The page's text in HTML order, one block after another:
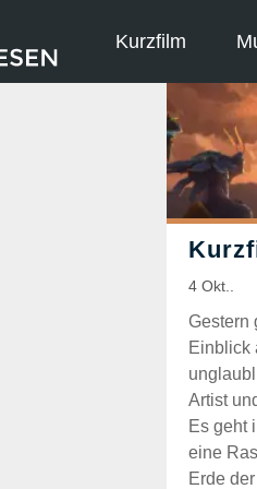
Kurzfilm
Gestern
Einblick
Artist
Es geht
eine
Erde